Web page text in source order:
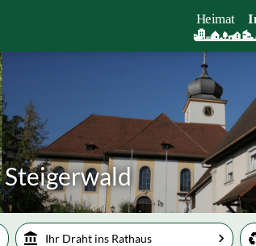
Ihr Draht ins Rathaus